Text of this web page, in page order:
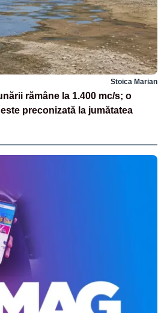
Stoica Marian
rămâne la 1.400 mc/s; o
preconizată la jumătatea